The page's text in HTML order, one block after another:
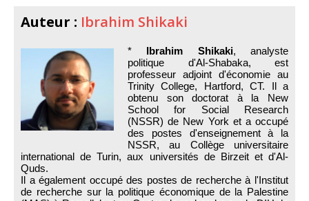
Auteur : Ibrahim Shikaki
* Ibrahim Shikaki, analyste
politique d'Al-Shabaka, est
professeur adjoint d'économie au
Trinity College, Hartford, CT. Il a
obtenu son doctorat à la New
School for Social Research
(NSSR) de New York et a occupé
des postes d'enseignement à la
NSSR, au Collège universitaire
international de Turin, aux universités de Birzeit et d'Al-
Quds.
Il a également occupé des postes de recherche à l'Institut
de recherche sur la politique économique de la Palestine